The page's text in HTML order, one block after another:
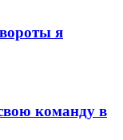
я
команду в